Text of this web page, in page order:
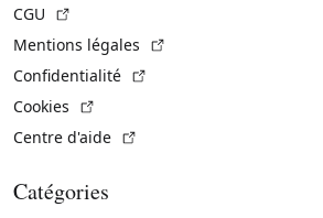
CGU
Mentions légales
Confidentialité
Cookies
Centre d'aide
Catégories